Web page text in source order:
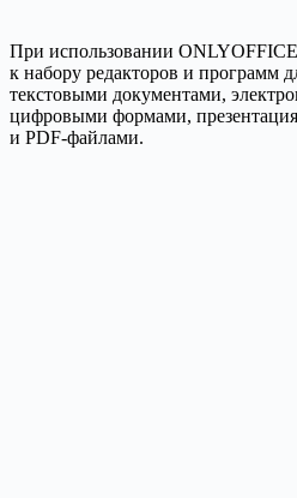
При использовании
к набору редакторов и программ
текстовыми документами,
цифровыми формами,
и PDF-файлами.